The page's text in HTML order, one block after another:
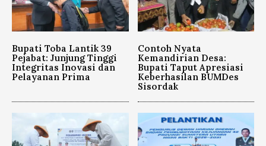
Bupati Toba Lantik 39
Pejabat: Junjung Tinggi
Integritas Inovasi dan
Pelayanan Prima
Contoh Nyata
Kemandirian Desa:
Bupati Taput Apresiasi
Keberhasilan BUMDes
Sisordak